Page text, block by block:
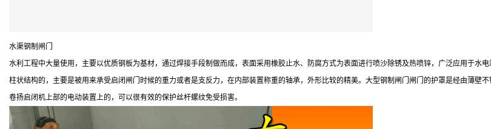
水渠钢制闸门
水利工程中大量使用，主要以优质钢板为基材，通过焊接手段制做而成，表面采用橡胶止水、防腐方式为表面进行喷沙除锈及热喷锌，广泛应用于水
柱状结构的，主要是被用来承受启闭闸门时候的重力或者是支反力，在内部装置称重的轴承，外形比较的精美。大型钢制闸门闸门的护罩是经由薄壁
卷扬启闭机上部的电动装置上的，可以很有效的保护丝杆螺纹免受损害。